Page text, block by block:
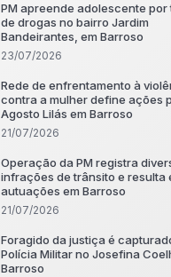
PM apreende adolescente por
de drogas no bairro Jardim
Bandeirantes, em Barroso
23/07/2026
Rede de enfrentamento à
contra a mulher define ações
Agosto Lilás em Barroso
21/07/2026
Operação da PM registra
infrações de trânsito e resulta
autuações em Barroso
21/07/2026
Foragido da justiça é
Polícia Militar no Josefina
Barroso